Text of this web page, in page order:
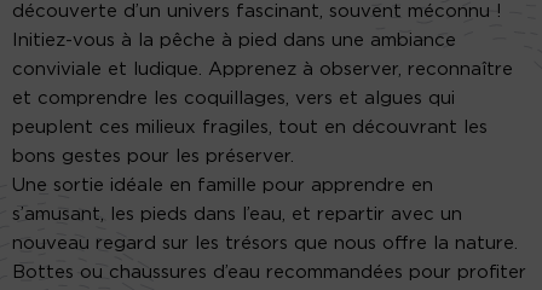
découverte d’un univers fascinant, souvent méconnu !
Initiez-vous à la pêche à pied dans une ambiance
conviviale et ludique. Apprenez à observer, reconnaître
et comprendre les coquillages, vers et algues qui
peuplent ces milieux fragiles, tout en découvrant les
bons gestes pour les préserver.
Une sortie idéale en famille pour apprendre en
s’amusant, les pieds dans l’eau, et repartir avec un
nouveau regard sur les trésors que nous offre la nature.
Bottes ou chaussures d’eau recommandées pour profiter